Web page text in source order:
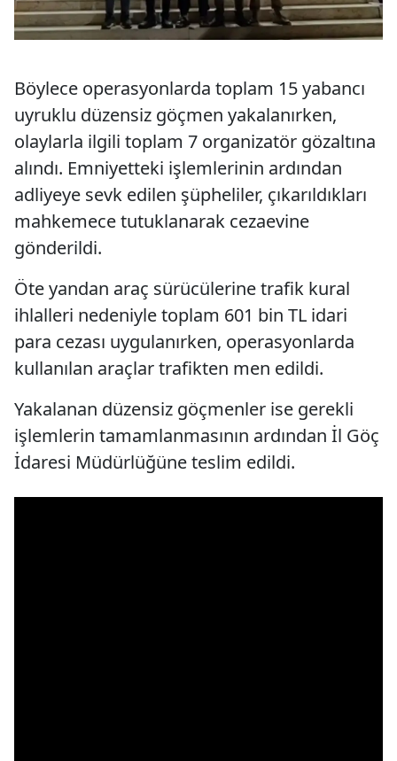
Böylece operasyonlarda toplam 15 yabancı
uyruklu düzensiz göçmen yakalanırken,
olaylarla ilgili toplam 7 organizatör gözaltına
alındı. Emniyetteki işlemlerinin ardından
adliyeye sevk edilen şüpheliler, çıkarıldıkları
mahkemece tutuklanarak cezaevine
gönderildi.
Öte yandan araç sürücülerine trafik kural
ihlalleri nedeniyle toplam 601 bin TL idari
para cezası uygulanırken, operasyonlarda
kullanılan araçlar trafikten men edildi.
Yakalanan düzensiz göçmenler ise gerekli
işlemlerin tamamlanmasının ardından İl Göç
İdaresi Müdürlüğüne teslim edildi.